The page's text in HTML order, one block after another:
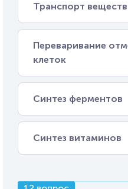
Транспорт веществ
Переваривание
клеток
Синтез ферментов
Синтез витаминов